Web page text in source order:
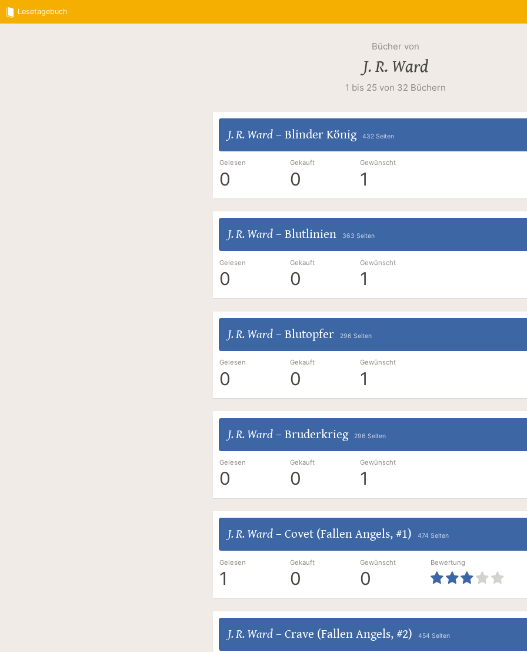
Lesetagebuch
Bücher von
J. R. Ward
1 bis 25 von 32 Büchern
J. R. Ward– Blinder König 432 Seiten
Gelesen
0
Gekauft
0
Gewünscht
1
J. R. Ward– Blutlinien 363 Seiten
Gelesen
0
Gekauft
0
Gewünscht
1
J. R. Ward– Blutopfer 296 Seiten
Gelesen
0
Gekauft
0
Gewünscht
1
J. R. Ward– Bruderkrieg 296 Seiten
Gelesen
0
Gekauft
0
Gewünscht
1
J. R. Ward– Covet (Fallen Angels, #1) 474 Seiten
Gelesen
1
Gekauft
0
Gewünscht
0
Bewertung
J. R. Ward– Crave (Fallen Angels, #2) 454 Seiten